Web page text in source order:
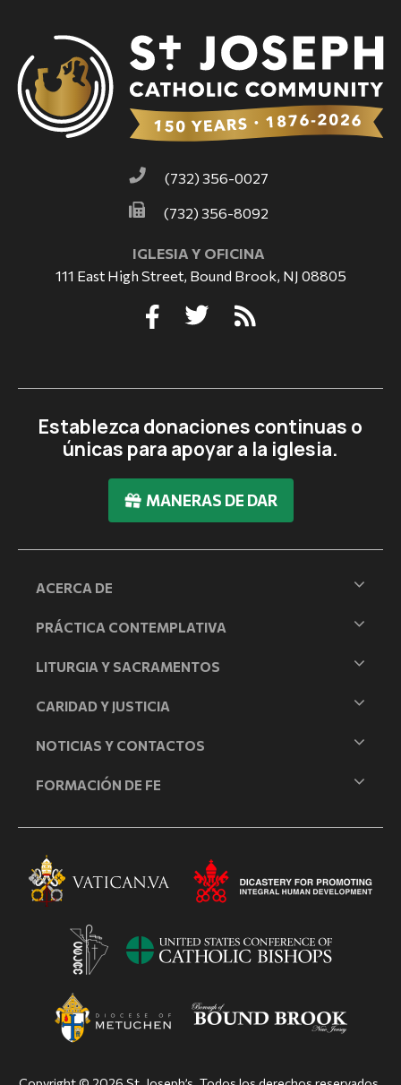
(732) 356-0027
(732) 356-8092
IGLESIA Y OFICINA
111 East High Street, Bound Brook, NJ 08805
Establezca donaciones continuas o
únicas para apoyar a la iglesia.
MANERAS DE DAR
ACERCA DE
PRÁCTICA CONTEMPLATIVA
LITURGIA Y SACRAMENTOS
CARIDAD Y JUSTICIA
NOTICIAS Y CONTACTOS
FORMACIÓN DE FE